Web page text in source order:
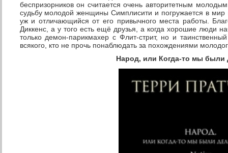
беспризорников он считается очень авторитетным
судьбу молодой женщины Симплисити и погружается в мир
уж и отличающийся от его привычного места работы.
Диккенс, а у того есть ещё друзья, а когда хорошие люди
только демон-парикмахер с Флит-стрит, но и
всякого, кто не прочь понаблюдать за похождениями
Народ, или Когда-то мы